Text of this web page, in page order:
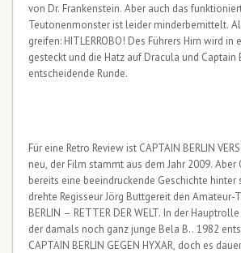
von Dr. Frankenstein. Aber auch das
Teutonenmonster ist leider minderbemittelt.
greifen: HITLERROBO! Des Führers Hirn wird
gesteckt und die Hatz auf Dracula und Captain
entscheidende Runde.
Für eine Retro Review ist CAPTAIN BERLIN
neu, der Film stammt aus dem Jahr 2009.
bereits eine beeindruckende Geschichte hinter
drehte Regisseur Jörg Buttgereit den Amateur-
BERLIN – RETTER DER WELT. In der
der damals noch ganz junge Bela B.. 1982
CAPTAIN BERLIN GEGEN HYXAR, doch es